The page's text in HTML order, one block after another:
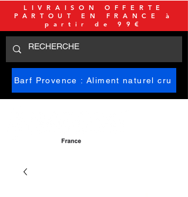
Barf Provence : Aliment naturel cru
LIVRAISON OFFERTE
PARTOUT EN FRANCE à
partir de 99€